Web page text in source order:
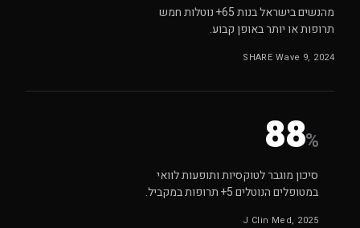
מהנשים בישראל בנות 65+ נוטלות חמש
תרופות או יותר באופן קבוע.
SHARE Wave 9, 2024
88%
סיכון מוגבר לטוקסיות ותופעות לוואי
במטופלים הנוטלים 5+ תרופות במקביל.
J Clin Med, 2025